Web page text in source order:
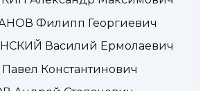
Филипп Георгиевич
Василий Ермолаевич
Константинович